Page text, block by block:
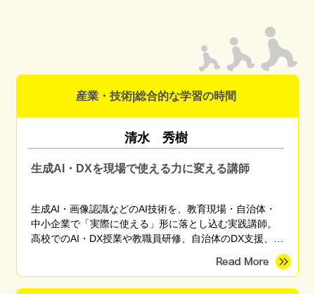
産業・技術|総合的な学習の時間
清水 秀樹
生成AI・DXを現場で使える力に変える講師
生成AI・画像認識などのAI技術を、教育現場・自治体・
中小企業で「実際に使える」形に落とし込む実践講師。
高校でのAI・DX授業や教職員研修、自治体のDX支援、産
学官連携プロジェクトに従事。東京海洋大学 産学官連携